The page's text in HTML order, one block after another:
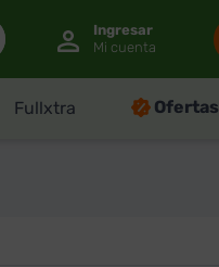
Fullxtra Ofertas